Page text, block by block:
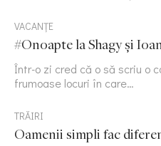
VACANȚE
#Onoapte la Shagy și
Într-o zi cred că o să scriu o
frumoase locuri în care…
TRĂIRI
Oamenii simpli fac